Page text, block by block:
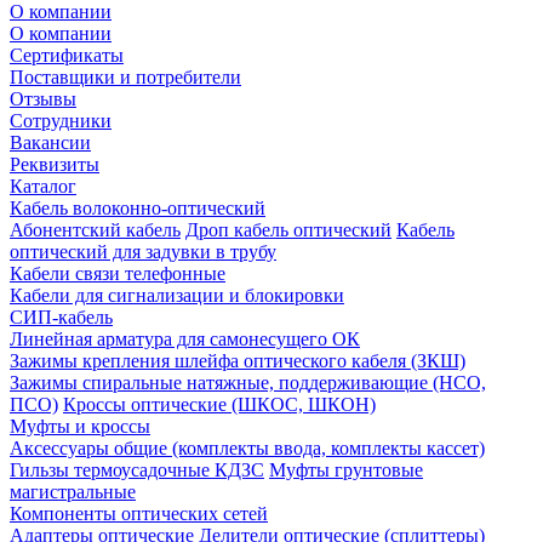
О компании
О компании
Сертификаты
Поставщики и потребители
Отзывы
Сотрудники
Вакансии
Реквизиты
Каталог
Кабель волоконно-оптический
Абонентский кабель Дроп кабель оптический Кабель
оптический для задувки в трубу
Кабели связи телефонные
Кабели для сигнализации и блокировки
СИП-кабель
Линейная арматура для самонесущего ОК
Зажимы крепления шлейфа оптического кабеля (ЗКШ)
Зажимы спиральные натяжные, поддерживающие (НСО,
ПСО) Кроссы оптические (ШКОС, ШКОН)
Муфты и кроссы
Аксессуары общие (комплекты ввода, комплекты кассет)
Гильзы термоусадочные КДЗС Муфты грунтовые
магистральные
Компоненты оптических сетей
Адаптеры оптические Делители оптические (сплиттеры)